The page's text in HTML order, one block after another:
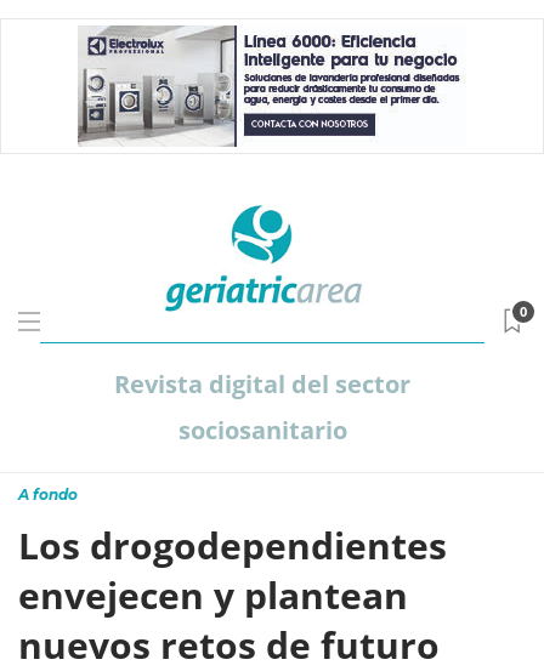
Revista digital del sector
sociosanitario
0
A fondo
Los drogodependientes
envejecen y plantean
nuevos retos de futuro